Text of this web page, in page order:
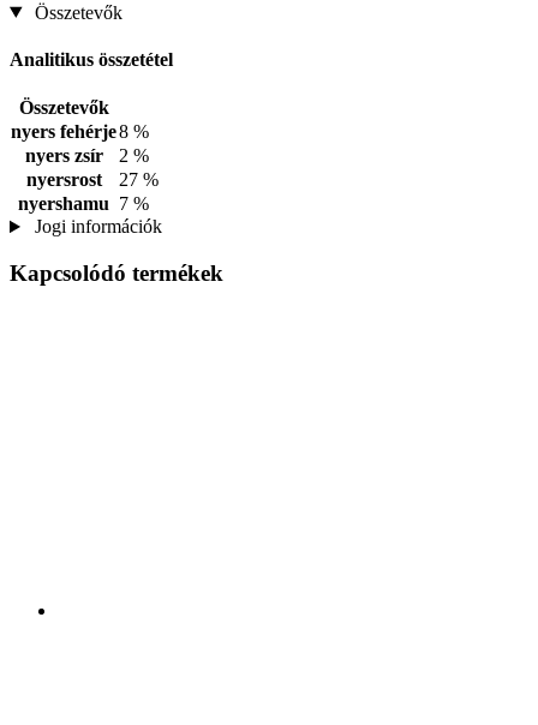
Összetevők
Analitikus összetétel
Összetevők
nyers fehérje8 %
nyers zsír
2 %
nyersrost
27 %
nyershamu 7 %
Jogi információk
Kapcsolódó termékek